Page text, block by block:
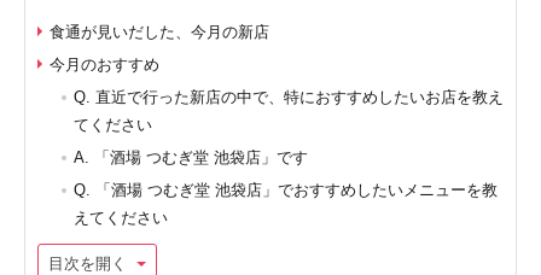
食通が見いだした、今月の新店
今月のおすすめ
Q. 直近で行った新店の中で、特におすすめしたいお店を教え
てください
A. 「酒場 つむぎ堂 池袋店」です
Q. 「酒場 つむぎ堂 池袋店」でおすすめしたいメニューを教
えてください
目次を開く